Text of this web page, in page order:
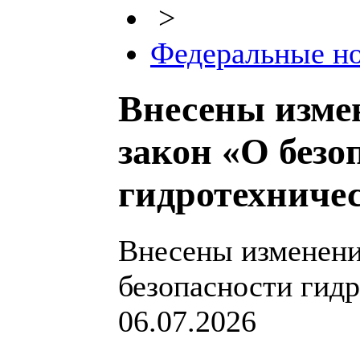
>
Федеральные
Внесены
закон «О
Внесены
безопасности
06.07.2026